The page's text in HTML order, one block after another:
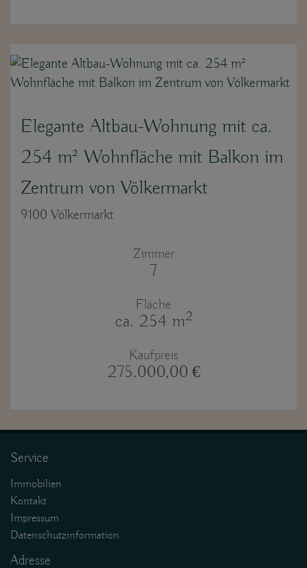
Elegante Altbau-Wohnung mit ca.
254 m² Wohnfläche mit Balkon im
Zentrum von Völkermarkt
9100 Völkermarkt
Zimmer
7
Fläche
ca. 254 m2
Kaufpreis
275.000,00 €
Service
Immobilien
Kontakt
Impressum
Datenschutzinformation
Adresse